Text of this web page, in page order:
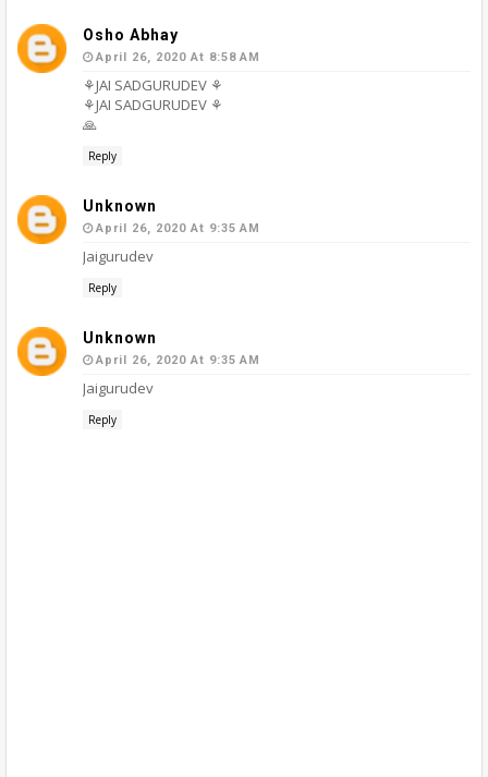
Osho Abhay
April 26, 2020 At 8:58 AM
⚘JAI SADGURUDEV ⚘
⚘JAI SADGURUDEV ⚘
🙏
Reply
Unknown
April 26, 2020 At 9:35 AM
Jaigurudev
Reply
Unknown
April 26, 2020 At 9:35 AM
Jaigurudev
Reply